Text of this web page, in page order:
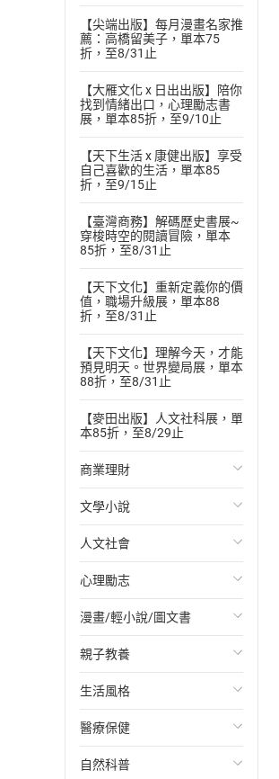
【尖端出版】每月漫畫名家推
薦：高橋留美子，單本75
折，至8/31止
【大雁文化 x 日出出版】陪你
找到情緒出口，心理勵志書
展，單本85折，至9/10止
【天下生活 x 康健出版】享受
自己喜歡的生活，單本85
折，至9/15止
【臺灣商務】解碼歷史書展~
穿梭時空的閱讀冒險，單本
85折，至8/31止
【天下文化】重新定義你的價
值，職場升級展，單本88
折，至8/31止
【天下文化】理解今天，才能
預見明天。世界變局展，單本
88折，至8/31止
【麥田出版】人文社科展，單
本85折，至8/29止
商業理財
投資理財
經濟/趨勢
財務/金融
管理/領導
職場工作術
成功法
行銷/廣告
傳記
文學小說
歐美文學
日本文學
韓國文學
華文文學
經典文學
成長/家庭生活小說
懸疑/推理小說
人文社會
國際關係
政治
社會科學
台灣/中國歷史
日/韓歷史
其他歷史/史學
心理勵志
心靈成長/情緒
人際關係
兩性關係
心理學
漫畫/輕小說/圖文書
輕小說
奇幻/科幻
愛情故事
職場/社會寫實
親子教養
教育現場
兒童文學/故事
兒童科普/學習
生活風格
飲食/食譜
健身/美顏
醫療保健
健康/養生
自然科普